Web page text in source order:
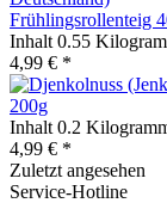
Frühlingsrollenteig
Inhalt 0.55
4,99 € *
200g
Inhalt 0.2
4,99 € *
Zuletzt angesehen
Service-Hotline